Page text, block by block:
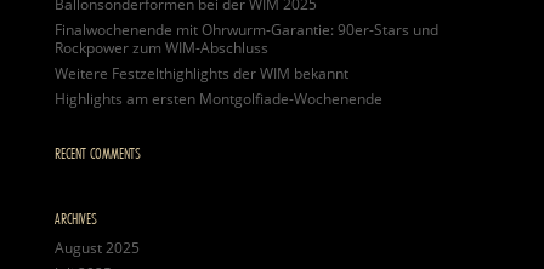
Ballonsonderformen bei der WIM 2025
Finalwochenende mit Ohrwurm-Garantie: 90er-Stars und
Rockpower zum WIM-Abschluss
Weitere Festzelthighlights der WIM bekannt
Highlights am ersten Montgolfiade-Wochenende
RECENT COMMENTS
ARCHIVES
August 2025